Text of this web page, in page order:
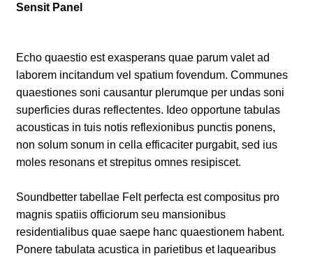
Sensit Panel
Echo quaestio est exasperans quae parum valet ad
laborem incitandum vel spatium fovendum. Communes
quaestiones soni causantur plerumque per undas soni
superficies duras reflectentes. Ideo opportune tabulas
acousticas in tuis notis reflexionibus punctis ponens,
non solum sonum in cella efficaciter purgabit, sed ius
moles resonans et strepitus omnes resipiscet.
Soundbetter tabellae Felt perfecta est compositus pro
magnis spatiis officiorum seu mansionibus
residentialibus quae saepe hanc quaestionem habent.
Ponere tabulata acustica in parietibus et laquearibus